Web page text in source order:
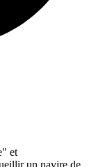
et
un navire de